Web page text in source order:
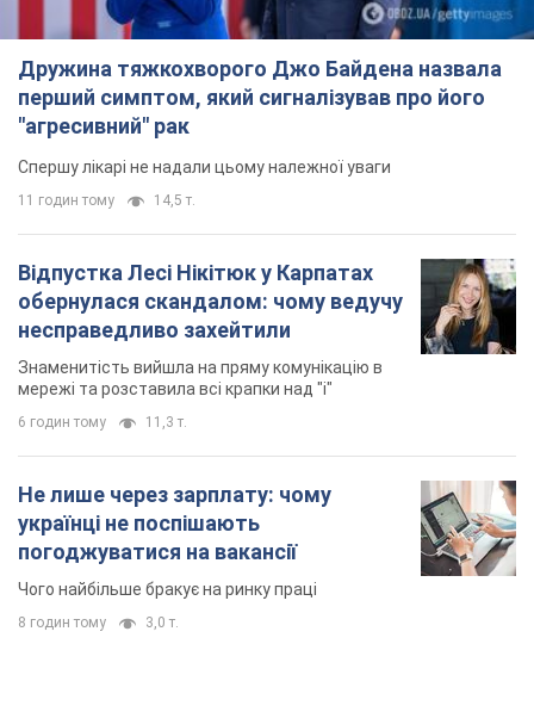
Дружина тяжкохворого Джо Байдена назвала
перший симптом, який сигналізував про його
"агресивний" рак
Спершу лікарі не надали цьому належної уваги
11 годин тому 14,5 т.
Відпустка Лесі Нікітюк у Карпатах
обернулася скандалом: чому ведучу
несправедливо захейтили
Знаменитість вийшла на пряму комунікацію в
мережі та розставила всі крапки над "і"
6 годин тому 11,3 т.
Не лише через зарплату: чому
українці не поспішають
погоджуватися на вакансії
Чого найбільше бракує на ринку праці
8 годин тому 3,0 т.